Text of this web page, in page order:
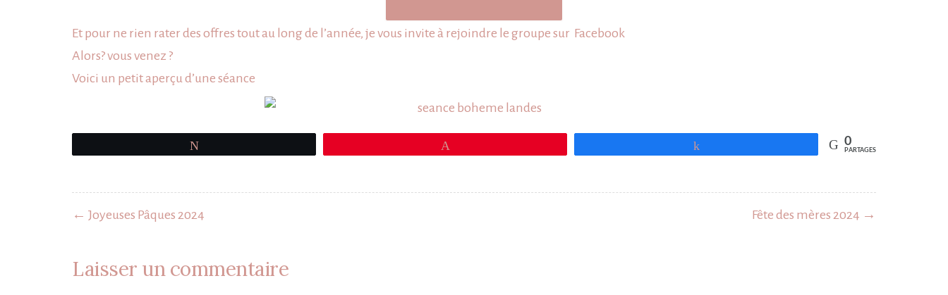
Et pour ne rien rater des offres tout au long de l’année, je vous invite à rejoindre le groupe sur Facebook
Alors? vous venez ?
Voici un petit aperçu d’une séance
0
PARTAGES
de
← Joyeuses Pâques 2024 Fête des mères 2024 →
Laisser un commentaire